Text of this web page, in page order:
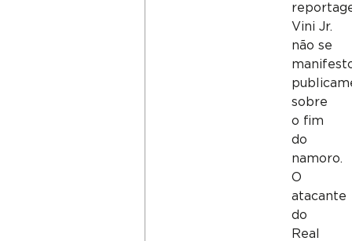
Vini Jr.
não se
sobre
o fim
do
namoro.
O
atacante
do
Real